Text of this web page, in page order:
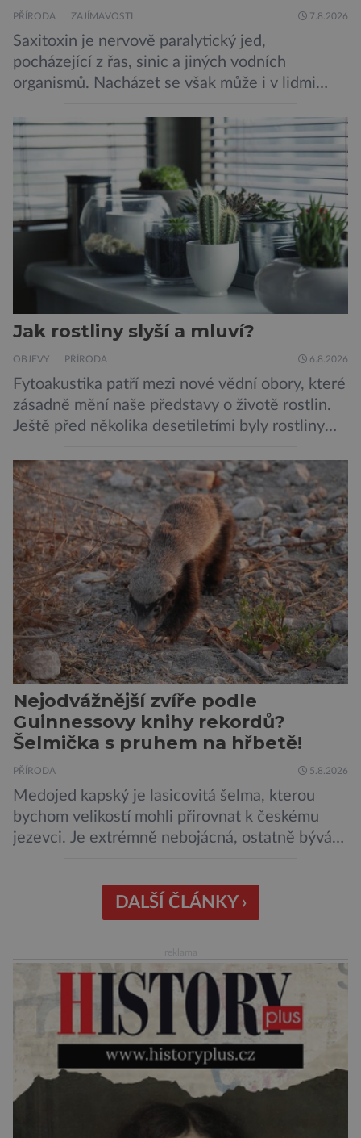
PŘÍRODA ZAJÍMAVOSTI 7.8.2026
Saxitoxin je nervově paralytický jed,
pocházející z řas, sinic a jiných vodních
organismů. Nacházet se však může i v lidmi
slávky. K příznakům otravy patří paralýza
dýchacích cest, dojít však může až k udušení.
Dosud proti tomuto jedu neexistovala
protilátka, nyní ji zřejmě vědci objevili, ovšem
její zdroj je […]
Jak rostliny slyší a mluví?
OBJEVY PŘÍRODA 6.8.2026
Fytoakustika patří mezi nové vědní obory, které
zásadně mění naše představy o životě rostlin.
Ještě před několika desetiletími byly rostliny
pouze reagují na změny prostředí. Moderní
výzkum však ukazuje, že skutečnost je mnohem
zajímavější. Rostliny totiž dokážou své okolí
vnímat prostřednictvím mechanických podnětů
a samy také vydávají zvuky […]
Nejodvážnější zvíře podle
Guinnessovy knihy rekordů?
Šelmička s pruhem na hřbetě!
PŘÍRODA 5.8.2026
Medojed kapský je lasicovitá šelma, kterou
bychom velikostí mohli přirovnat k českému
jezevci. Je extrémně nebojácná, ostatně bývá
Guinnessovy knihy rekordů. Navzdory svému
názvu nežije pouze v jižní Africe, ale domovem
vyskytuje se rovněž v oblastech […]
DALŠÍ ČLÁNKY ›